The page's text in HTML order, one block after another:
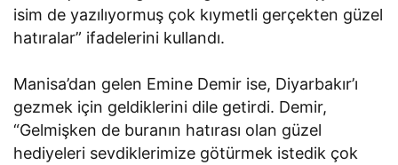
isim de yazılıyormuş çok kıymetli gerçekten güzel
hatıralar” ifadelerini kullandı.
Manisa’dan gelen Emine Demir ise, Diyarbakır’ı
gezmek için geldiklerini dile getirdi. Demir,
“Gelmişken de buranın hatırası olan güzel
hediyeleri sevdiklerimize götürmek istedik çok